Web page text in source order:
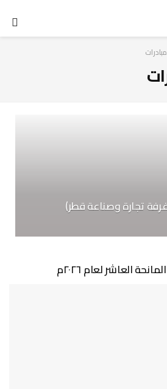
تجارة وصناعة قطر)
العاشر لعام ٢٠٢٦م